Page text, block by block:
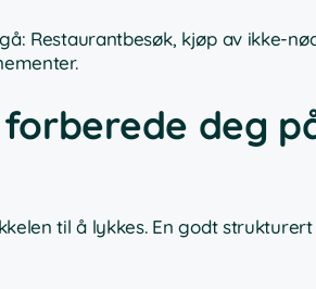
Restaurantbesøk, kjøp av ikke-
deg
til å lykkes. En godt